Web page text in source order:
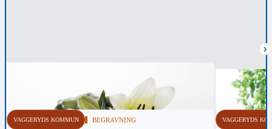
›
VAGGERYDS KOMMUN BEGRAVNING VAGGERYDS